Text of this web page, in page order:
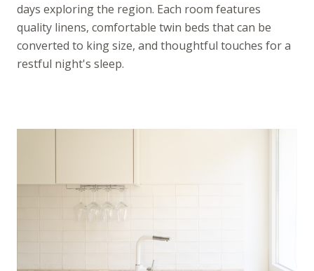
days exploring the region. Each room features
quality linens, comfortable twin beds that can be
converted to king size, and thoughtful touches for a
restful night's sleep.